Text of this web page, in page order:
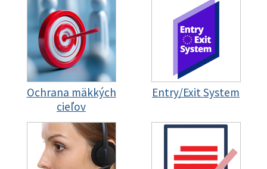
Ochrana mäkkých
cieľov
Entry/Exit System